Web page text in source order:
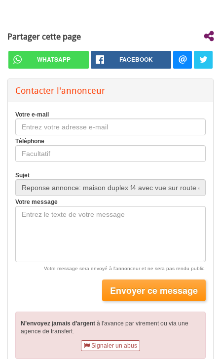
Partager cette page
WHATSAPP FACEBOOK
Contacter l'annonceur
Votre e-mail
Téléphone
Sujet
Votre message
Votre message sera envoyé à l'annonceur et ne sera pas rendu public.
Envoyer ce message
N’envoyez jamais d’argent à l'avance par virementou via une
agence de transfert.
Signaler un abus